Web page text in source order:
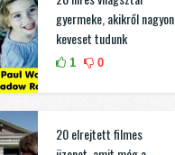
gyermeke, akikről nagyon
keveset tudunk
1 0
20 elrejtett filmes